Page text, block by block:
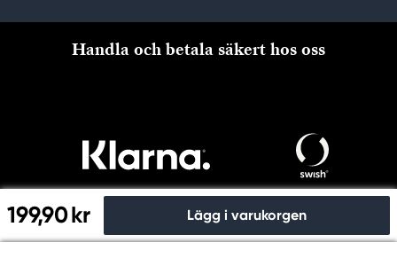
199,90 kr Lägg i varukorgen
Handla och betala säkert hos oss